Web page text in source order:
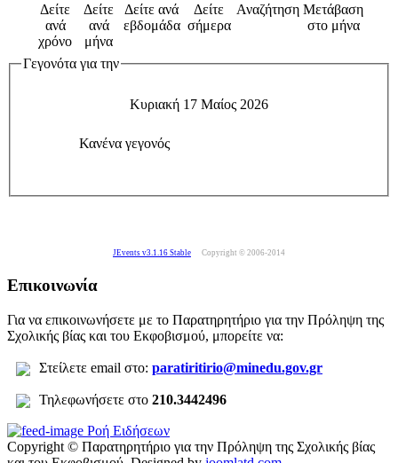
Δείτε
ανά
χρόνο
Δείτε
ανά
μήνα
Δείτε ανά
εβδομάδα
Δείτε
σήμερα
Αναζήτηση Μετάβαση
στο μήνα
Γεγονότα για την
Κυριακή 17 Μαίος 2026
Κανένα γεγονός
JEvents v3.1.16 Stable Copyright © 2006-2014
Επικοινωνία
Για να επικοινωνήσετε με το Παρατηρητήριο για την Πρόληψη της
Σχολικής βίας και του Εκφοβισμού, μπορείτε να:
Στείλετε email στο: paratiritirio@minedu.gov.gr
Τηλεφωνήσετε στο 210.3442496
Ροή Ειδήσεων
Copyright © Παρατηρητήριο για την Πρόληψη της Σχολικής βίας